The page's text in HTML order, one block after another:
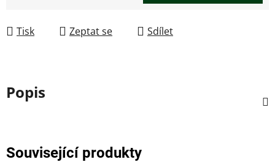
Tisk Zeptat se Sdílet
Popis
Související produkty